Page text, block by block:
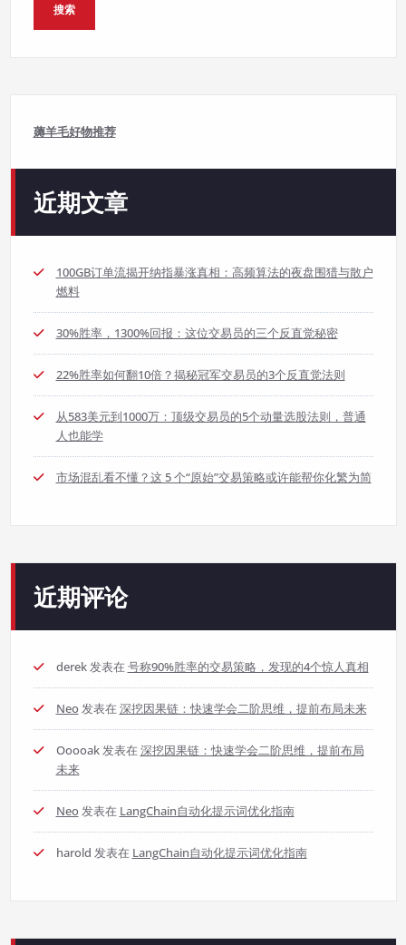
搜索
薅羊毛好物推荐
近期文章
100GB订单流揭开纳指暴涨真相：高频算法的夜盘围猎与散户
燃料
30%胜率，1300%回报：这位交易员的三个反直觉秘密
22%胜率如何翻10倍？揭秘冠军交易员的3个反直觉法则
从583美元到1000万：顶级交易员的5个动量选股法则，普通
人也能学
市场混乱看不懂？这 5 个“原始”交易策略或许能帮你化繁为简
近期评论
derek发表在 号称90%胜率的交易策略，发现的4个惊人真相
Neo发表在 深挖因果链：快速学会二阶思维，提前布局未来
Ooooak发表在 深挖因果链：快速学会二阶思维，提前布局
未来
Neo发表在 LangChain自动化提示词优化指南
harold 发表在 LangChain自动化提示词优化指南